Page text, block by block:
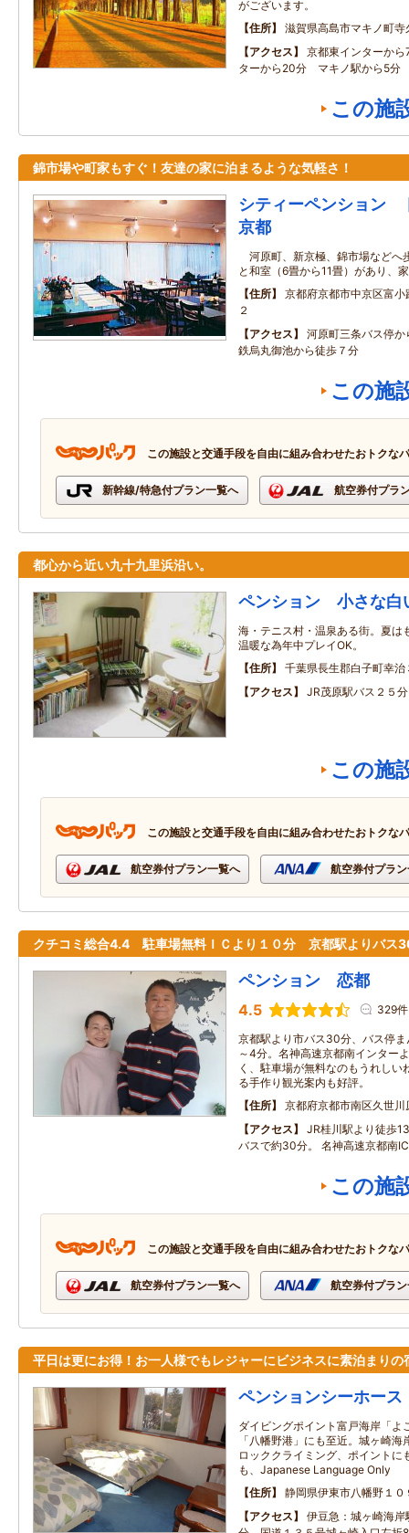
がございます。
住所
滋賀県高島市マキノ町
アクセス
京都東インターか
ターから20分 マキノ駅から5分
この施
錦市場や町家もすぐ！友達の家に泊まるような気軽さ！
シティーペンション
京都
河原町、新京極、錦市場などへ
と和室（6畳から11畳）があり、
住所
京都府京都市中京区富
２
アクセス
河原町三条バス停
鉄烏丸御池から徒歩７分
この施
この施設と交通手段を自由に組み合わせたおトクな
新幹線/特急付プラン一覧へ 航空券付プラ
都心から近い九十九里浜沿い。
ペンション 小さな白
海・テニス村・温泉ある街。夏は
温暖な為年中プレイOK。
住所
千葉県長生郡白子町幸治
アクセス
JR茂原駅バス２５
この施
この施設と交通手段を自由に組み合わせたおトクな
航空券付プラン一覧へ 航空券付プラ
クチコミ総合4.4 駐車場無料ＩＣより１０分 京都駅よりバス
ペンション 恋都
4.5 329件
京都駅より市バス30分、バス停
～4分。名神高速京都南インター
く、駐車場が無料なのもうれしい
る手作り観光案内も好評。
住所
京都府京都市南区久世川
アクセス
JR桂川駅より徒歩
バスで約30分。 名神高速京都南
この施
この施設と交通手段を自由に組み合わせたおトクな
航空券付プラン一覧へ 航空券付プラ
平日は更にお得！お一人様でもレジャーにビジネスに素泊まりの
ペンションシーホース
ダイビングポイント富戸海岸「よ
「八幡野港」にも至近。城ヶ崎
ロッククライミング、ポイントに
も、Japanese Language Only
住所
静岡県伊東市八幡野１０
アクセス
伊豆急：城ヶ崎海